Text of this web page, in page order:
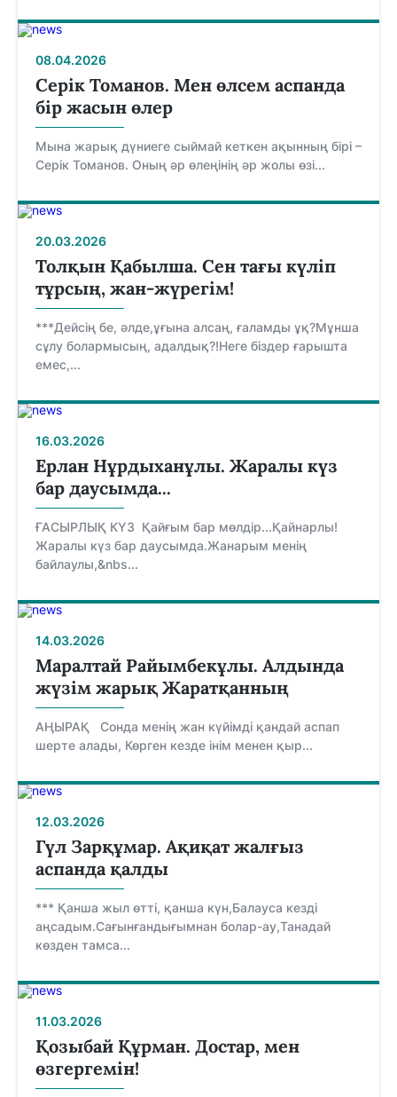
08.04.2026
Серік Томанов. Мен өлсем аспанда
бір жасын өлер
Мына жарық дүниеге сыймай кеткен ақынның бірі –
Серік Томанов. Оның әр өлеңінің әр жолы өзі...
20.03.2026
Толқын Қабылша. Сен тағы күліп
тұрсың, жан-жүрегім!
***Дейсің бе, әлде,ұғына алсаң, ғаламды ұқ?Мұнша
сұлу болармысың, адалдық?!Неге біздер ғарышта
емес,...
16.03.2026
Ерлан Нұрдыханұлы. Жаралы күз
бар даусымда...
ҒАСЫРЛЫҚ КҮЗ Қайғым бар мөлдір...Қайнарлы!
Жаралы күз бар даусымда.Жанарым менің
байлаулы,&nbs...
14.03.2026
Маралтай Райымбекұлы. Алдында
жүзім жарық Жаратқанның
АҢЫРАҚ Сонда менің жан күйімді қандай аспап
шерте алады, Көрген кезде інім менен қыр...
12.03.2026
Гүл Зарқұмар. Ақиқат жалғыз
аспанда қалды
*** Қанша жыл өтті, қанша күн,Балауса кезді
аңсадым.Сағынғандығымнан болар-ау,Танадай
көзден тамса...
11.03.2026
Қозыбай Құрман. Достар, мен
өзгергемін!